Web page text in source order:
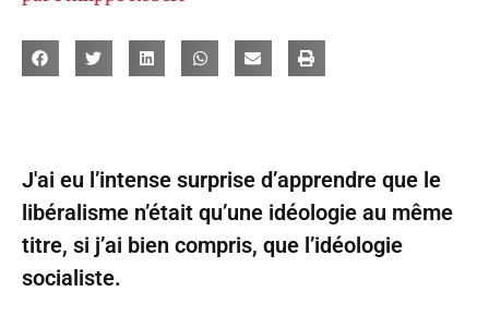
J'ai eu l’intense surprise d’apprendre que le
libéralisme n’était qu’une idéologie au même
titre, si j’ai bien compris, que l’idéologie
socialiste.